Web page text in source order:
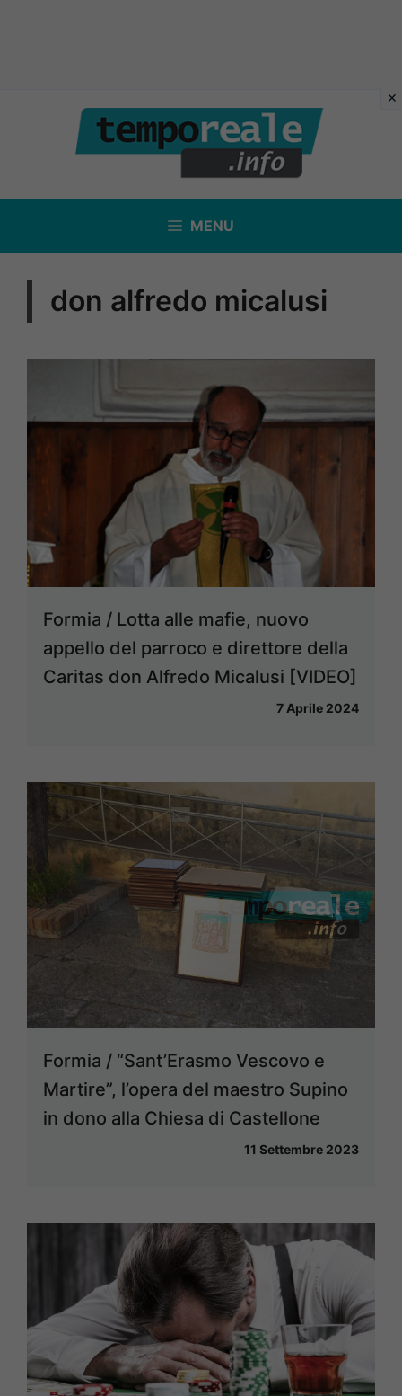
contenuto
MENU
don alfredo micalusi
Formia / Lotta alle mafie, nuovo
appello del parroco e direttore della
Caritas don Alfredo Micalusi [VIDEO]
7 Aprile 2024
Formia / “Sant’Erasmo Vescovo e
Martire”, l’opera del maestro Supino
in dono alla Chiesa di Castellone
11 Settembre 2023